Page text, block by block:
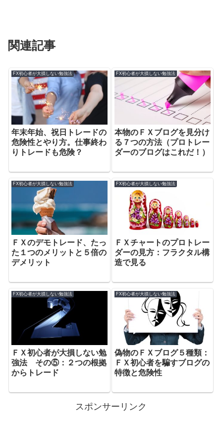
関連記事
FX初心者が大損しない勉強法
年末年始、祝日トレードの
危険性とやり方。仕事終わ
りトレードも危険？
FX初心者が大損しない勉強法
本物のＦＸブログを見分け
る７つの方法（プロトレー
ダーのブログはこれだ！）
FX初心者が大損しない勉強法
ＦＸのデモトレード、たっ
た１つのメリットと５倍の
デメリット
FX初心者が大損しない勉強法
ＦＸチャートのプロトレー
ダーの見方：フラクタル構
造で見る
FX初心者が大損しない勉強法
ＦＸ初心者が大損しない勉
強法 その⑤：２つの根拠
からトレード
FX初心者が大損しない勉強法
偽物のＦＸブログ５種類：
ＦＸ初心者を騙すブログの
特徴と危険性
スポンサーリンク